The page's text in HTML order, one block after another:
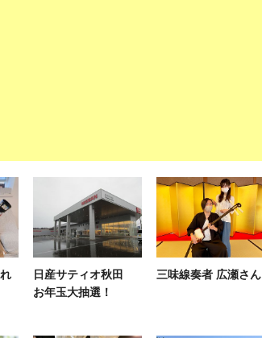
日産サティオ秋田
お年玉大抽選！
三味線奏者 広瀬さん